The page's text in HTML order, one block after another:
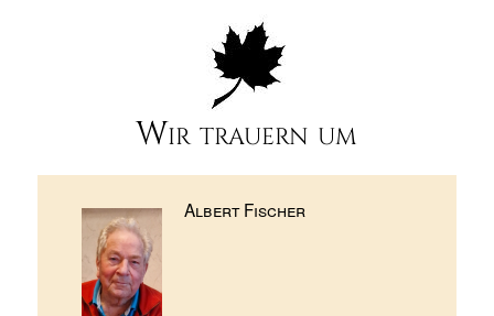
Wir trauern um
Albert Fischer